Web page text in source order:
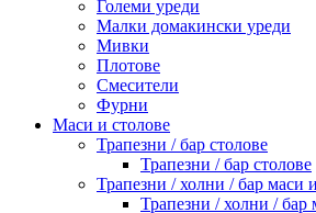
Големи уреди
Малки домакински уреди
Мивки
Плотове
Смесители
Фурни
Маси и столове
Трапезни / бар столове
Трапезни / бар столове
Трапезни / холни / бар маси
Трапезни / холни / бар